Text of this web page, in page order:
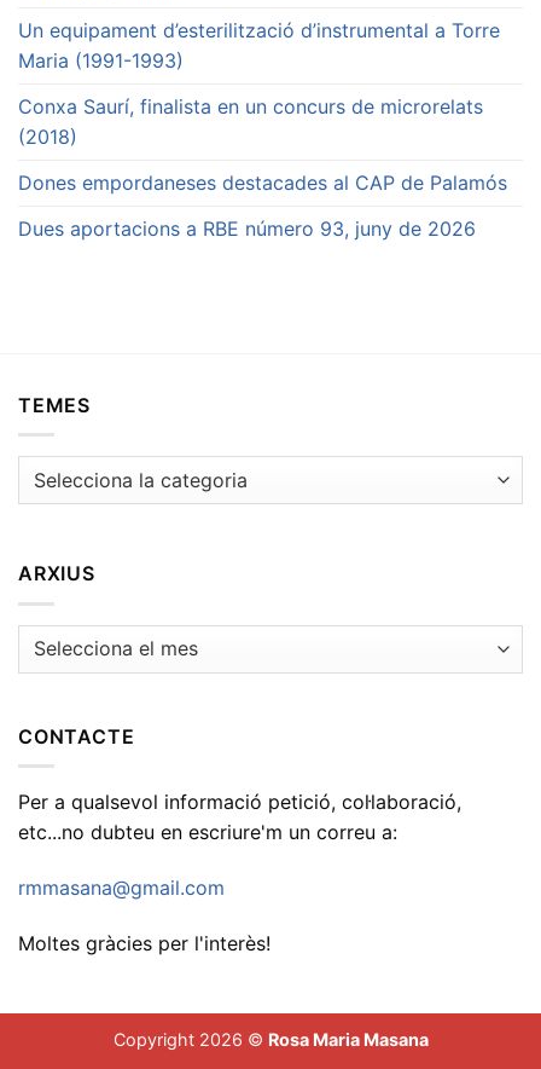
Un equipament d’esterilització d’instrumental a Torre
Maria (1991-1993)
Conxa Saurí, finalista en un concurs de microrelats
(2018)
Dones empordaneses destacades al CAP de Palamós
Dues aportacions a RBE número 93, juny de 2026
TEMES
Temes
ARXIUS
Arxius
CONTACTE
Per a qualsevol informació petició, col·laboració,
etc...no dubteu en escriure'm un correu a:
rmmasana@gmail.com
Moltes gràcies per l'interès!
Copyright 2026 © Rosa Maria Masana